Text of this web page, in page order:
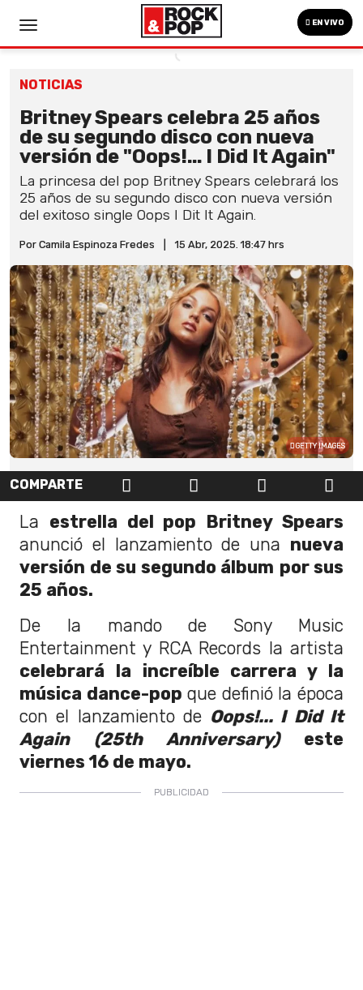
EN VIVO
NOTICIAS
Britney Spears celebra 25 años
de su segundo disco con nueva
versión de "Oops!... I Did It Again"
La princesa del pop Britney Spears celebrará los
25 años de su segundo disco con nueva versión
del exitoso single Oops I Dit It Again.
Por Camila Espinoza Fredes 15 Abr, 2025. 18:47 hrs
GETTY IMAGES
COMPARTE
La estrella del pop Britney Spears
anunció el lanzamiento de una nueva
versión de su segundo álbum por sus
25 años.
De la mando de Sony Music
Entertainment y RCA Records la artista
celebrará la increíble carrera y la
música dance-pop que definió la época
con el lanzamiento de Oops!... I Did It
Again (25th Anniversary)este
viernes 16 de mayo.